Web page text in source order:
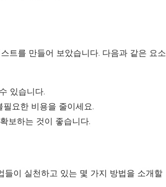
트를 만들어 보았습니다. 다음과 같은 요소
있습니다.
요한 비용을 줄이세요.
보하는 것이 좋습니다.
이 실천하고 있는 몇 가지 방법을 소개할